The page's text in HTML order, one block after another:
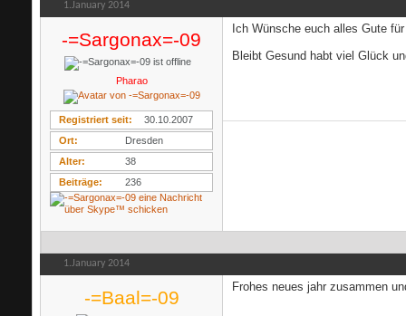
1.January 2014
-=Sargonax=-09
Pharao
Registriert seit
30.10.2007
Ort
Dresden
Alter
38
Beiträge
236
Ich Wünsche euch alles Gute
Bleibt Gesund habt viel Glück
1.January 2014
-=Baal=-09
Frohes neues jahr zusammen